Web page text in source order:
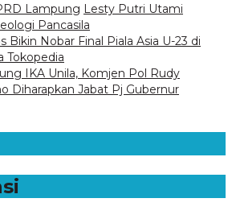
Lampung Lesty Putri Utami
Pancasila
Bikin Nobar Final Piala Asia U-23 di
Tokopedia
IKA Unila, Komjen Pol Rudy
Diharapkan Jabat Pj Gubernur